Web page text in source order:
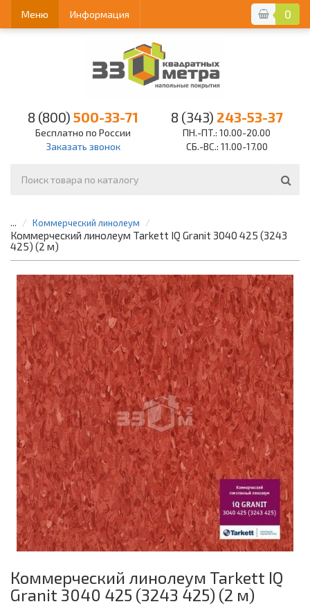
0
Меню Информация
8 (800) 500-33-71
Бесплатно по России
Заказать звонок
8 (343) 243-53-37
ПН.-ПТ.: 10.00-20.00
СБ.-ВС.: 11.00-17.00
... Коммерческий линолеум
Коммерческий линолеум Tarkett IQ Granit 3040 425 (3243
425) (2 м)
Коммерческий линолеум Tarkett IQ
Granit 3040 425 (3243 425) (2 м)